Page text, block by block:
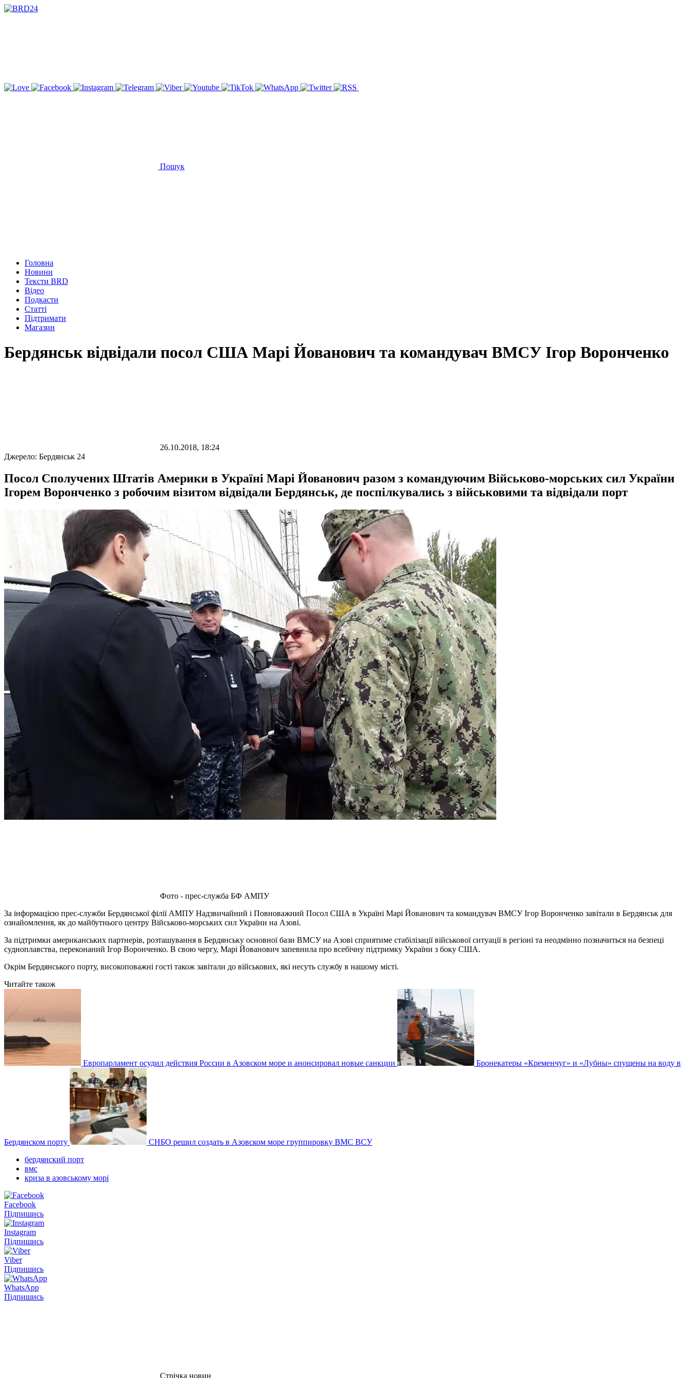
Пошук
Головна
Новини
Тексти BRD
Відео
Подкасти
Статті
Підтримати
Магазин
Бердянськ відвідали посол США Марі Йованович та командувач ВМСУ Ігор Воронченко
26.10.2018, 18:24
Джерело: Бердянськ 24
Посол Сполучених Штатів Америки в Україні Марі Йованович разом з командуючим Військово-морських сил України
Ігорем Воронченко з робочим візитом відвідали Бердянськ, де поспілкувались з військовими та відвідали порт
Фото - прес-служба БФ АМПУ
За інформацією прес-служби Бердянської філії АМПУ Надзвичайний і Повноважний Посол США в Україні Марі Йованович та командувач ВМСУ Ігор Воронченко завітали в Бердянськ для
ознайомлення, як до майбутнього центру Військово-морських сил України на Азові.
За підтримки американських партнерів, розташування в Бердянську основної бази ВМСУ на Азові сприятиме стабілізації військової ситуації в регіоні та неодмінно позначиться на безпеці
судноплавства, переконаний Ігор Воронченко. В свою чергу, Марі Йованович запевнила про всебічну підтримку України з боку США.
Окрім Бердянського порту, високоповажні гості також завітали до військових, які несуть службу в нашому місті.
Читайте також
Европарламент осудил действия России в Азовском море и анонсировал новые санкции Бронекатеры «Кременчуг» и «Лубны» спущены на воду в
Бердянском порту
СНБО решил создать в Азовском море группировку ВМС ВСУ
бердянский порт
вмс
криза в азовському морі
Facebook
Підпишись
Instagram
Підпишись
Viber
Підпишись
WhatsApp
Підпишись
Стрічка новин